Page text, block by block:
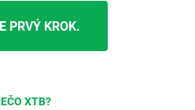
PRVÝ KROK.
XTB?